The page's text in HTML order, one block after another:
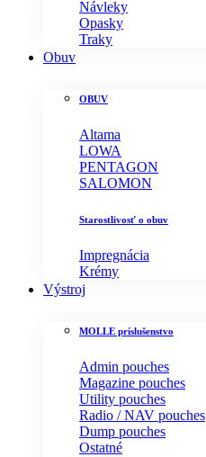
Návleky
Opasky
Traky
Obuv
OBUV
Altama
LOWA
PENTAGON
SALOMON
Starostlivosť o obuv
Impregnácia
Krémy
Výstroj
MOLLE príslušenstvo
Admin pouches
Magazine pouches
Utility pouches
Radio / NAV pouches
Dump pouches
Ostatné